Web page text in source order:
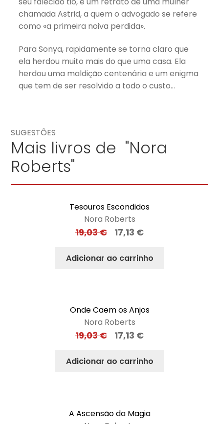
chamada Astrid, a quem o advogado se refere
como «a primeira noiva perdida».
Para Sonya, rapidamente se torna claro que
ela herdou muito mais do que uma casa. Ela
herdou uma maldição centenária e um enigma
que tem de ser resolvido a todo o custo…
SUGESTÕES
Mais livros de "Nora
Roberts"
Tesouros Escondidos
Nora Roberts
19,03€ 17,13 €
Adicionar ao carrinho
Onde Caem os Anjos
Nora Roberts
19,03€ 17,13 €
Adicionar ao carrinho
A Ascensão da Magia